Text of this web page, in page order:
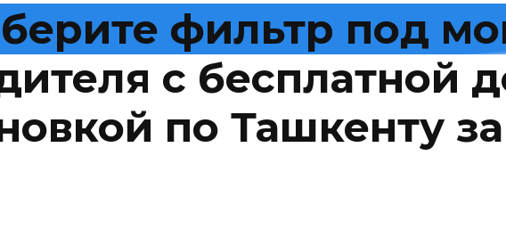
фильтр под
с бесплатной
по Ташкенту